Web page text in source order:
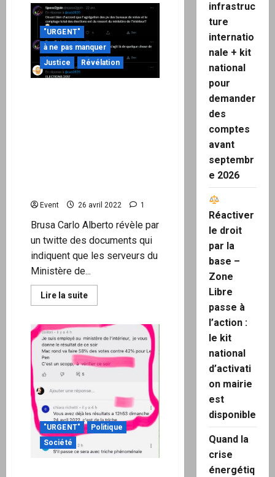
Fraudes
à
la
présidentielle
:
le
greffe
du
Conseil
"URGENT"
à ne pas manquer
Justice
Révélation
Event 26 avril 2022 1
Brusa Carlo Alberto révèle par
un twitte des documents qui
indiquent que les serveurs du
Ministère de...
Lire la suiteEn
savoir
« Les
serveurs
du Ministère
de
l’intérieur français
à
société
américaine
basé
aux
violation
"URGENT"
Politique
Société
infrastruc
ture
internatio
nale + kit
national
pour
demander
des
comptes
avant
septembr
e 2026
Réactiver
le droit
par la
base –
Zone
Libre
passe à
l’action :
le kit
national
d’activati
on mairie
est
disponible
Quand la
crise
énergétiq